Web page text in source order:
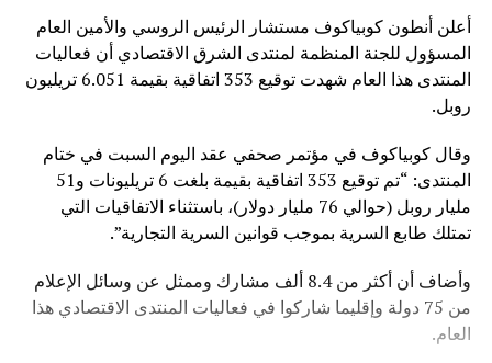
أعلن أنطون كوبياكوف مستشار الرئيس الروسي والأمين العام
المسؤول للجنة المنظمة لمنتدى الشرق الاقتصادي أن فعاليات
المنتدى هذا العام شهدت توقيع 353 اتفاقية بقيمة 6.051 تريليون
روبل.
وقال كوبياكوف في مؤتمر صحفي عقد اليوم السبت في ختام
المنتدى: “تم توقيع 353 اتفاقية بقيمة بلغت 6 تريليونات و51
مليار روبل (حوالي 76 مليار دولار)، باستثناء الاتفاقيات التي
تمتلك طابع السرية بموجب قوانين السرية التجارية”.
وأضاف أن أكثر من 8.4 ألف مشارك وممثل عن وسائل الإعلام
من 75 دولة وإقليما شاركوا في فعاليات المنتدى الاقتصادي هذا
العام.